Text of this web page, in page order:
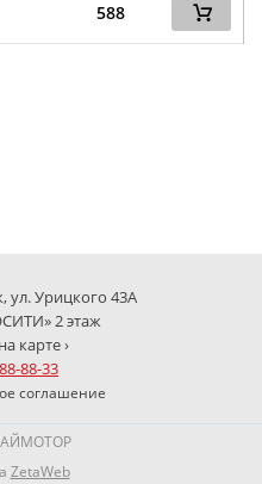
588
ул. Урицкого 43А
2 этаж
карте ›
88-33
соглашение
ZetaWeb